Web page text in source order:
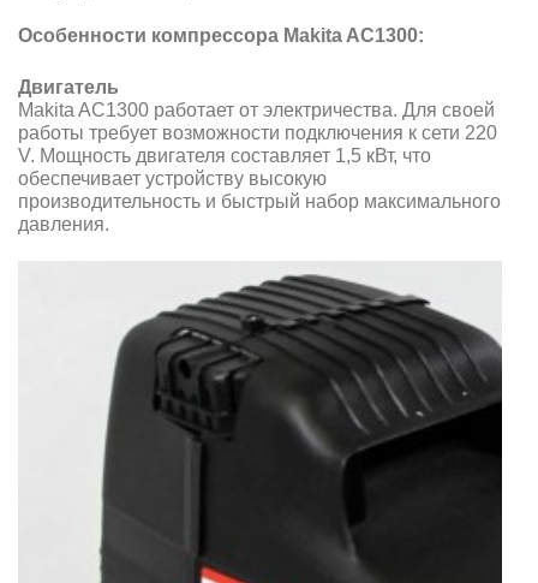
Особенности компрессора Makita AC1300:
Двигатель
Makita AC1300 работает от электричества. Для своей
работы требует возможности подключения к сети 220
V. Мощность двигателя составляет 1,5 кВт, что
обеспечивает устройству высокую
производительность и быстрый набор максимального
давления.